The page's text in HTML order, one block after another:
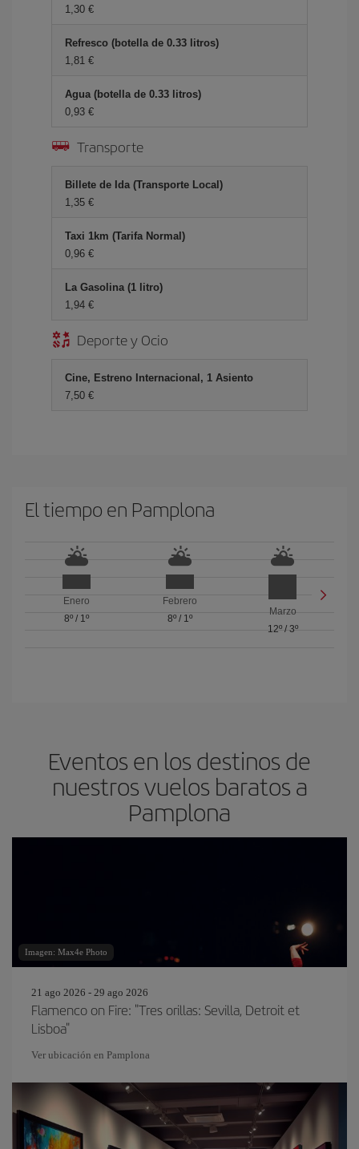
1,30 €
Refresco (botella de 0.33 litros)
1,81 €
Agua (botella de 0.33 litros)
0,93 €
Transporte
Billete de Ida (Transporte Local)
1,35 €
Taxi 1km (Tarifa Normal)
0,96 €
La Gasolina (1 litro)
1,94 €
Deporte y Ocio
Cine, Estreno Internacional, 1 Asiento
7,50 €
El tiempo en Pamplona
Enero
8º/ 1º
Febrero
8º/ 1º
Marzo
12º/ 3º
Eventos en los destinos de
nuestros vuelos baratos a
Pamplona
Imagen: Max4e Photo
21 ago 2026 - 29 ago 2026
Flamenco on Fire: "Tres orillas: Sevilla, Detroit et
Lisboa"
Ver ubicación en Pamplona